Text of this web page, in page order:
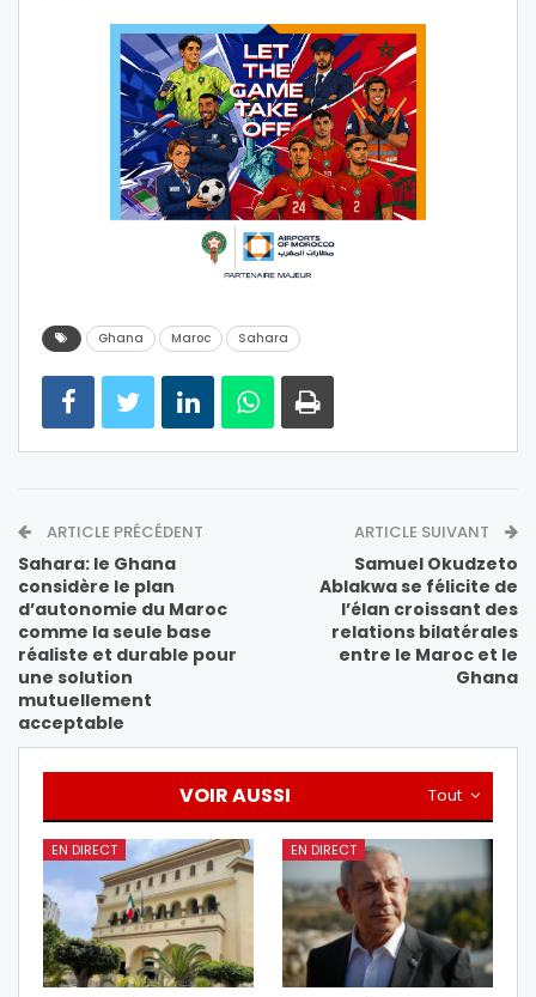
Ghana Maroc Sahara
ARTICLE PRÉCÉDENT
Sahara: le Ghana
considère le plan
d’autonomie du Maroc
comme la seule base
réaliste et durable pour
une solution
mutuellement
acceptable
ARTICLE SUIVANT
Samuel Okudzeto
Ablakwa se félicite de
l’élan croissant des
relations bilatérales
entre le Maroc et le
Ghana
Tout
VOIR AUSSI
EN DIRECT EN DIRECT